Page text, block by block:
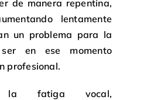
de manera repentina,
lentamente
un problema para la
en ese momento
profesional.
la fatiga vocal,